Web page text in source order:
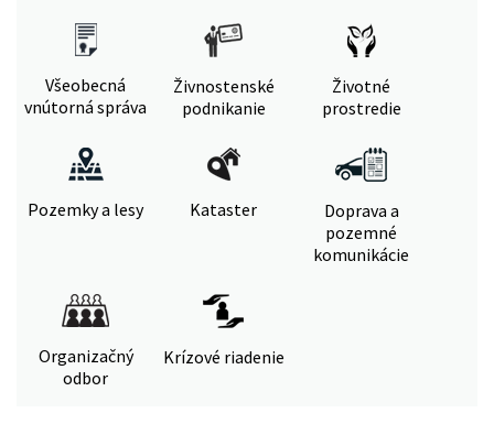
Všeobecná
vnútorná správa
Živnostenské
podnikanie
Životné
prostredie
Pozemky a lesy Kataster
Doprava a
pozemné
komunikácie
Organizačný
odbor
Krízové riadenie